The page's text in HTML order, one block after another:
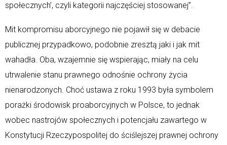
społecznych’, czyli kategorii najczęściej stosowanej”.
Mit kompromisu aborcyjnego nie pojawił się w debacie
publicznej przypadkowo, podobnie zresztą jaki i jak mit
wahadła. Oba, wzajemnie się wspierając, miały na celu
utrwalenie stanu prawnego odnośnie ochrony życia
nienarodzonych. Choć ustawa z roku 1993 była symbolem
porażki środowisk proaborcyjnych w Polsce, to jednak
wobec nastrojów społecznych i potencjału zawartego w
Konstytucji Rzeczypospolitej do ściślejszej prawnej ochrony